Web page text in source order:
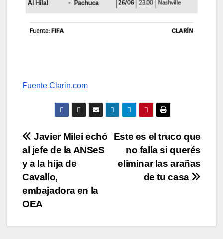
Fuente Clarin.com
Navegación
de
entradas
Este es el truco que
no falla si querés
eliminar las arañas
de tu casa
Javier Milei echó
al jefe de la ANSeS
y a la hija de
Cavallo,
embajadora en la
OEA